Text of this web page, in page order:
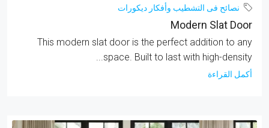
نصائح فى التشطيب وأفكار ديكورات
Modern Slat Door
This modern slat door is the perfect addition to any
space. Built to last with high-density...
أكمل القراءة